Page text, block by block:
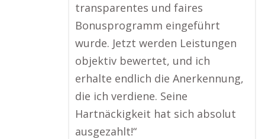
transparentes und faires
Bonusprogramm eingeführt
wurde. Jetzt werden Leistungen
objektiv bewertet, und ich
erhalte endlich die Anerkennung,
die ich verdiene. Seine
Hartnäckigkeit hat sich absolut
ausgezahlt!“